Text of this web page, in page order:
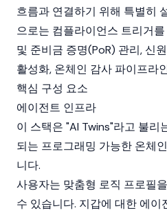
흐름과 연결하기 위해 특별히
으로는 컴플라이언스 트리거
및 준비금 증명(PoR) 관리, 신
활성화, 온체인 감사 파이프라
핵심 구성 요소
에이전트 인프라
이 스택은 "AI Twins"라고 불리
되는 프로그래밍 가능한 온체
니다.
사용자는 맞춤형 로직 프로필
수 있습니다. 지갑에 대한 에이